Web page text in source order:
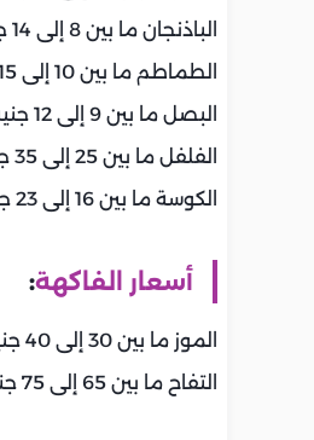
الباذنجان ما بين 8 إلى 14 جنيه.
الطماطم ما بين 10 إلى 15 جنيه.
البصل ما بين 9 إلى 12 جنيه.
الفلفل ما بين 25 إلى 35 جنيه.
الكوسة ما بين 16 إلى 23 جنيه.
أسعار الفاكهة:
الموز ما بين 30 إلى 40 جنيه.
التفاح ما بين 65 إلى 75 جنيه.